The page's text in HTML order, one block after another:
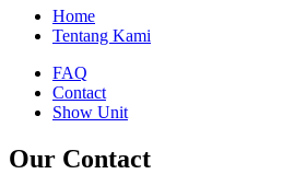
Home
Tentang Kami
FAQ
Contact
Show Unit
Our Contact